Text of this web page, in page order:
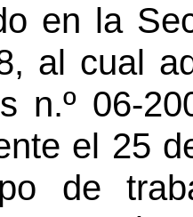
en la
al cual
n.º 06-
el 25
de